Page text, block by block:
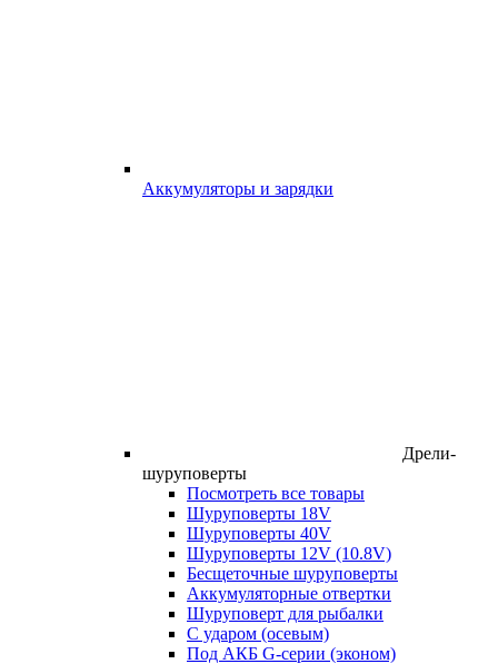
Аккумуляторы и зарядки
Дрели-
шуруповерты
Посмотреть все товары
Шуруповерты 18V
Шуруповерты 40V
Шуруповерты 12V (10.8V)
Бесщеточные шуруповерты
Аккумуляторные отвертки
Шуруповерт для рыбалки
С ударом (осевым)
Под АКБ G-серии (эконом)